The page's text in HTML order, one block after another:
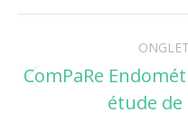
de
ComPaRe
étude